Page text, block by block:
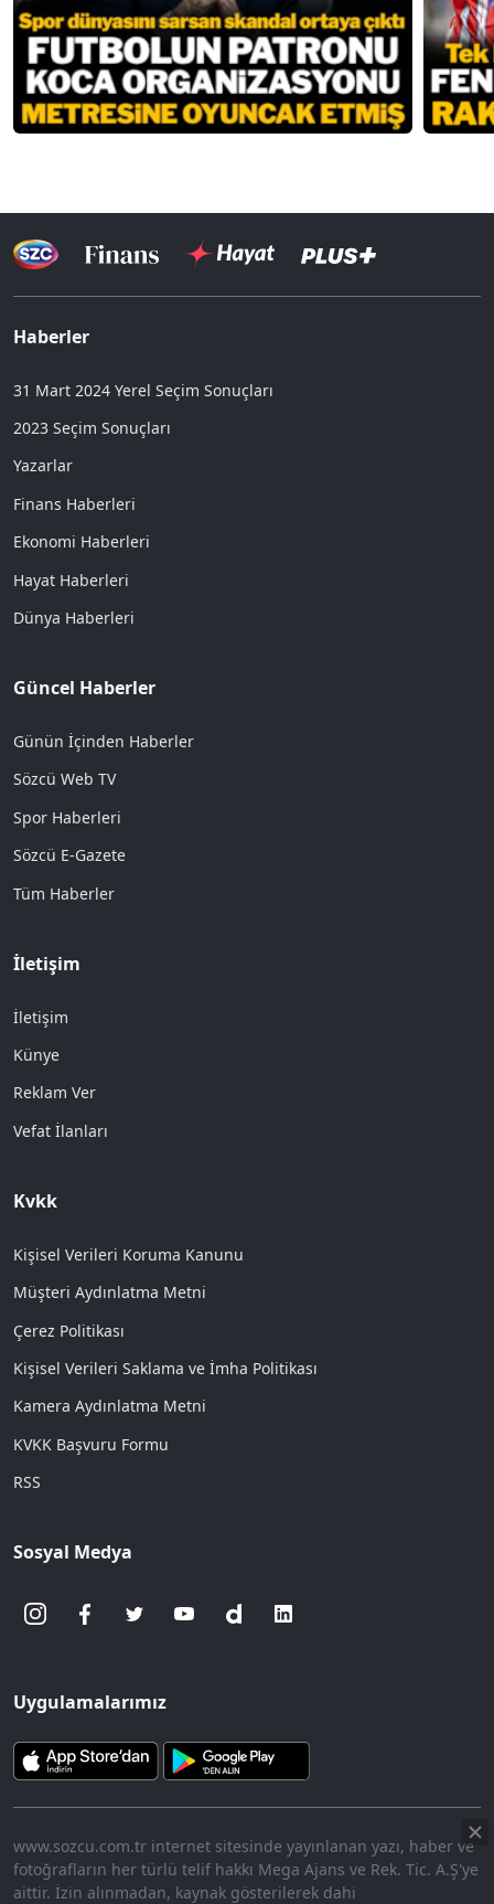
Haberler
31 Mart 2024 Yerel Seçim Sonuçları
2023 Seçim Sonuçları
Yazarlar
Finans Haberleri
Ekonomi Haberleri
Hayat Haberleri
Dünya Haberleri
Güncel Haberler
Günün İçinden Haberler
Sözcü Web TV
Spor Haberleri
Sözcü E-Gazete
Tüm Haberler
İletişim
İletişim
Künye
Reklam Ver
Vefat İlanları
Kvkk
Kişisel Verileri Koruma Kanunu
Müşteri Aydınlatma Metni
Çerez Politikası
Kişisel Verileri Saklama ve İmha Politikası
Kamera Aydınlatma Metni
KVKK Başvuru Formu
RSS
Sosyal Medya
Uygulamalarımız
www.sozcu.com.tr internet sitesinde yayınlanan yazı, haber ve
fotoğrafların her türlü telif hakkı Mega Ajans ve Rek. Tic. A.Ş'ye
aittir. İzin alınmadan, kaynak gösterilerek dahi